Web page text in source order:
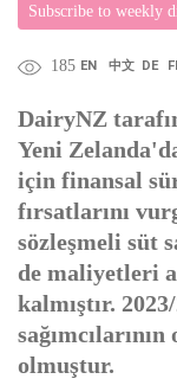
Subscribe to weekly
185 EN 中文 DE
DairyNZ
Yeni
için finansal
fırsatlarını
sözleşmeli süt
de maliyetleri
kalmıştır.
olmuştur.